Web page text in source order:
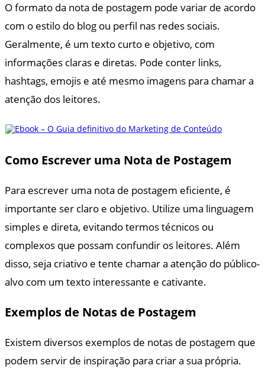
O formato da nota de postagem pode variar de acordo
com o estilo do blog ou perfil nas redes sociais.
Geralmente, é um texto curto e objetivo, com
informações claras e diretas. Pode conter links,
hashtags, emojis e até mesmo imagens para chamar a
atenção dos leitores.
Como Escrever uma Nota de Postagem
Para escrever uma nota de postagem eficiente, é
importante ser claro e objetivo. Utilize uma linguagem
simples e direta, evitando termos técnicos ou
complexos que possam confundir os leitores. Além
disso, seja criativo e tente chamar a atenção do público-
alvo com um texto interessante e cativante.
Exemplos de Notas de Postagem
Existem diversos exemplos de notas de postagem que
podem servir de inspiração para criar a sua própria.